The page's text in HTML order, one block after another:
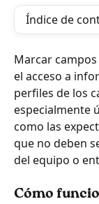
Índice de
Marcar
el acceso a
perfiles de los
especialmente
como las
que no deben
del equipo o
Cómo